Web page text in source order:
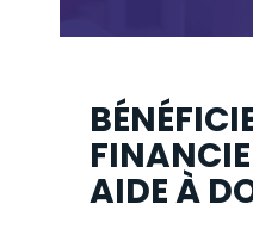
AIDE À